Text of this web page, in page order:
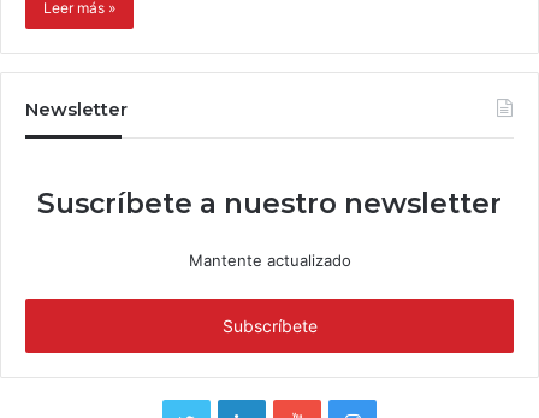
Leer más »
Newsletter
Suscríbete a nuestro newsletter
Mantente actualizado